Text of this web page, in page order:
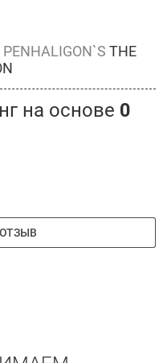
PENHALIGON`S THE
на основе 0